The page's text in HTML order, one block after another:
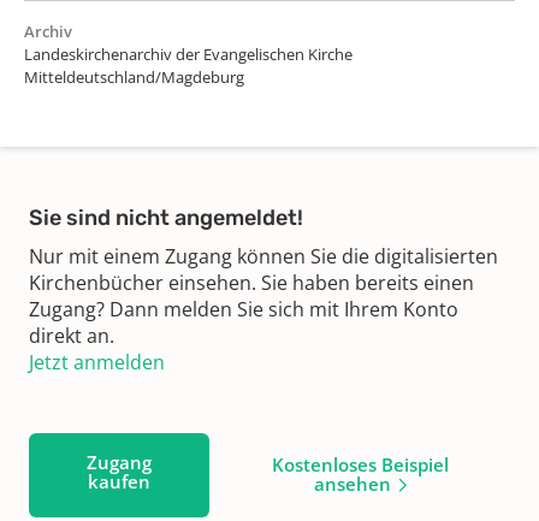
Archiv
Landeskirchenarchiv der Evangelischen Kirche
Mitteldeutschland/Magdeburg
Sie sind nicht angemeldet!
Nur mit einem Zugang können Sie die digitalisierten
Kirchenbücher einsehen. Sie haben bereits einen
Zugang? Dann melden Sie sich mit Ihrem Konto
direkt an.
Jetzt anmelden
Zugang
kaufen
Kostenloses Beispiel
ansehen